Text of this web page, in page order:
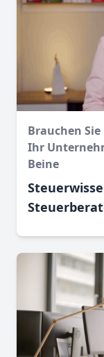
Brauchen
Ihr
Beine